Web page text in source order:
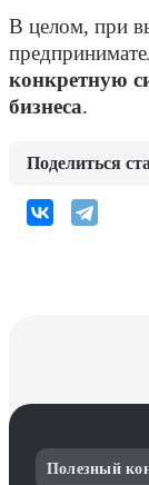
В целом, при
конкретную
бизнеса.
Поделиться
Полезный